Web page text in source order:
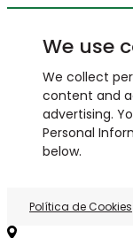
We use
We collect
content and
advertising.
Personal
below.
Política de Cookies